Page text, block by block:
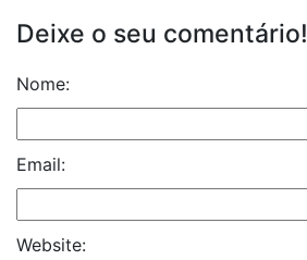
Deixe o seu comentário!
Nome:
Email:
Website: